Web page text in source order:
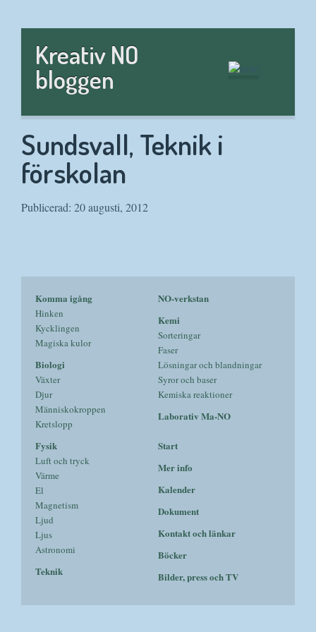
Kreativ NO
bloggen
Sundsvall, Teknik i
förskolan
Publicerad: 20 augusti, 2012
Komma igång
Hinken
Kycklingen
Magiska kulor
Biologi
Växter
Djur
Människokroppen
Kretslopp
NO-verkstan
Kemi
Sorteringar
Faser
Lösningar och blandningar
Syror och baser
Kemiska reaktioner
Laborativ Ma-NO
Fysik
Luft och tryck
Värme
El
Magnetism
Ljud
Ljus
Astronomi
Teknik
Start
Mer info
Kalender
Dokument
Kontakt och länkar
Böcker
Bilder, press och TV